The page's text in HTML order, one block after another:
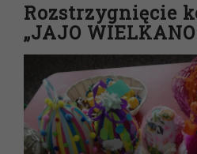
w godz.
Rozstrzygnięcie
„JAJO